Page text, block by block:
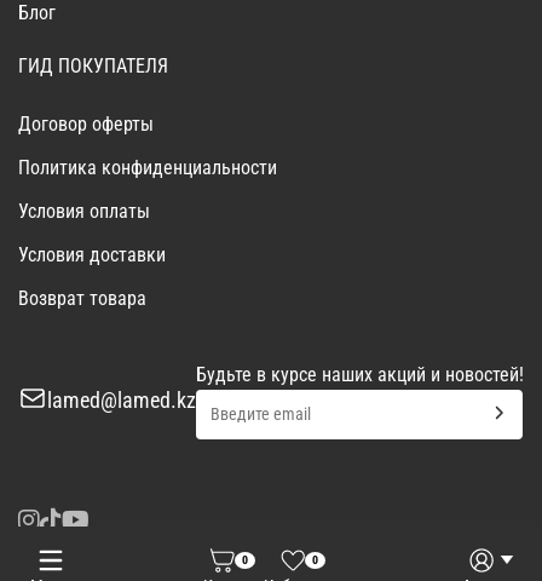
0 0
Блог
ГИД ПОКУПАТЕЛЯ
Договор оферты
Политика конфиденциальности
Условия оплаты
Условия доставки
Возврат товара
lamed@lamed.kz
Будьте в курсе наших акций и новостей!